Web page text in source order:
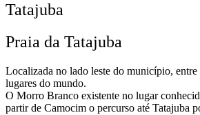
Tatajuba
Praia da Tatajuba
Localizada no lado leste do município,
lugares do mundo.
O Morro Branco existente no lugar
partir de Camocim o percurso até Tatajuba